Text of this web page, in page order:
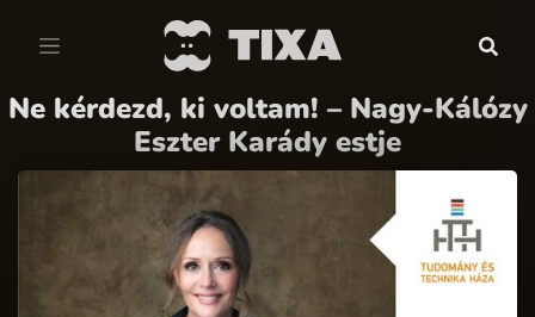
Ne kérdezd, ki voltam! – Nagy-Kálózy
Eszter Karády estje